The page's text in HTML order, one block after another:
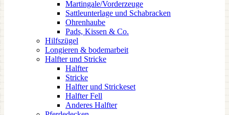
Martingale/Vorderzeuge
Sattleunterlage und Schabracken
Ohrenhaube
Pads, Kissen & Co.
Hilfszügel
Longieren & bodemarbeit
Halfter und Stricke
Halfter
Stricke
Halfter und Strickeset
Halfter Fell
Anderes Halfter